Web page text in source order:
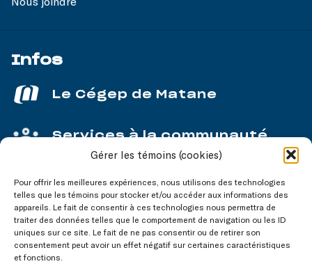
Gérer les témoins (cookies)
Pour offrir les meilleures expériences, nous utilisons des technologies
telles que les témoins pour stocker et/ou accéder aux informations des
appareils. Le fait de consentir à ces technologies nous permettra de
traiter des données telles que le comportement de navigation ou les ID
uniques sur ce site. Le fait de ne pas consentir ou de retirer son
consentement peut avoir un effet négatif sur certaines caractéristiques
et fonctions.
Infos
Le Cégep de Matane
Services à la communauté
Service aux entreprises
Nos réseaux